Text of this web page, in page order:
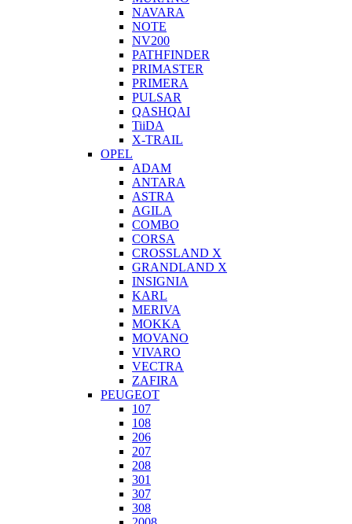
NAVARA
NOTE
NV200
PATHFINDER
PRIMASTER
PRIMERA
PULSAR
QASHQAI
TiiDA
X-TRAIL
OPEL
ADAM
ANTARA
ASTRA
AGILA
COMBO
CORSA
CROSSLAND X
GRANDLAND X
INSIGNIA
KARL
MERIVA
MOKKA
MOVANO
VIVARO
VECTRA
ZAFIRA
PEUGEOT
107
108
206
207
208
301
307
308